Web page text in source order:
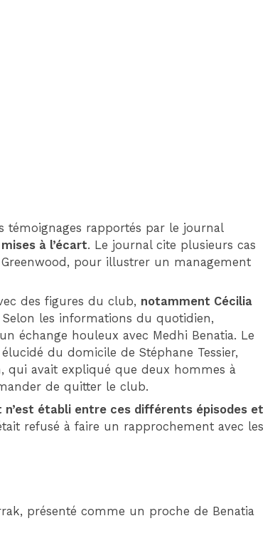
témoignages rapportés par le journal
à l’écart. Le journal cite plusieurs cas
pour illustrer un management
des figures du club, notamment Cécilia
Selon les informations du quotidien,
échange houleux avec Medhi Benatia. Le
du domicile de Stéphane Tessier,
qui avait expliqué que deux hommes à
de quitter le club.
n’est établi entre ces différents épisodes et
refusé à faire un rapprochement avec les
présenté comme un proche de Benatia